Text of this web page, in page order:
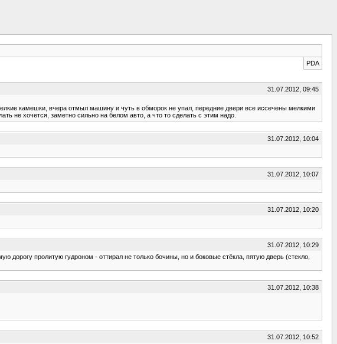
PDA
31.07.2012, 09:45
камешки, вчера отмыл машину и чуть в обморок не упал, передние двери все иссечены мелкими
не хочется, заметно сильно на белом авто, а что то сделать с этим надо.
31.07.2012, 10:04
31.07.2012, 10:07
31.07.2012, 10:20
31.07.2012, 10:29
пролитую гудроном - оттирал не только бочины, но и боковые стёкла, пятую дверь (стекло,
31.07.2012, 10:38
31.07.2012, 10:52